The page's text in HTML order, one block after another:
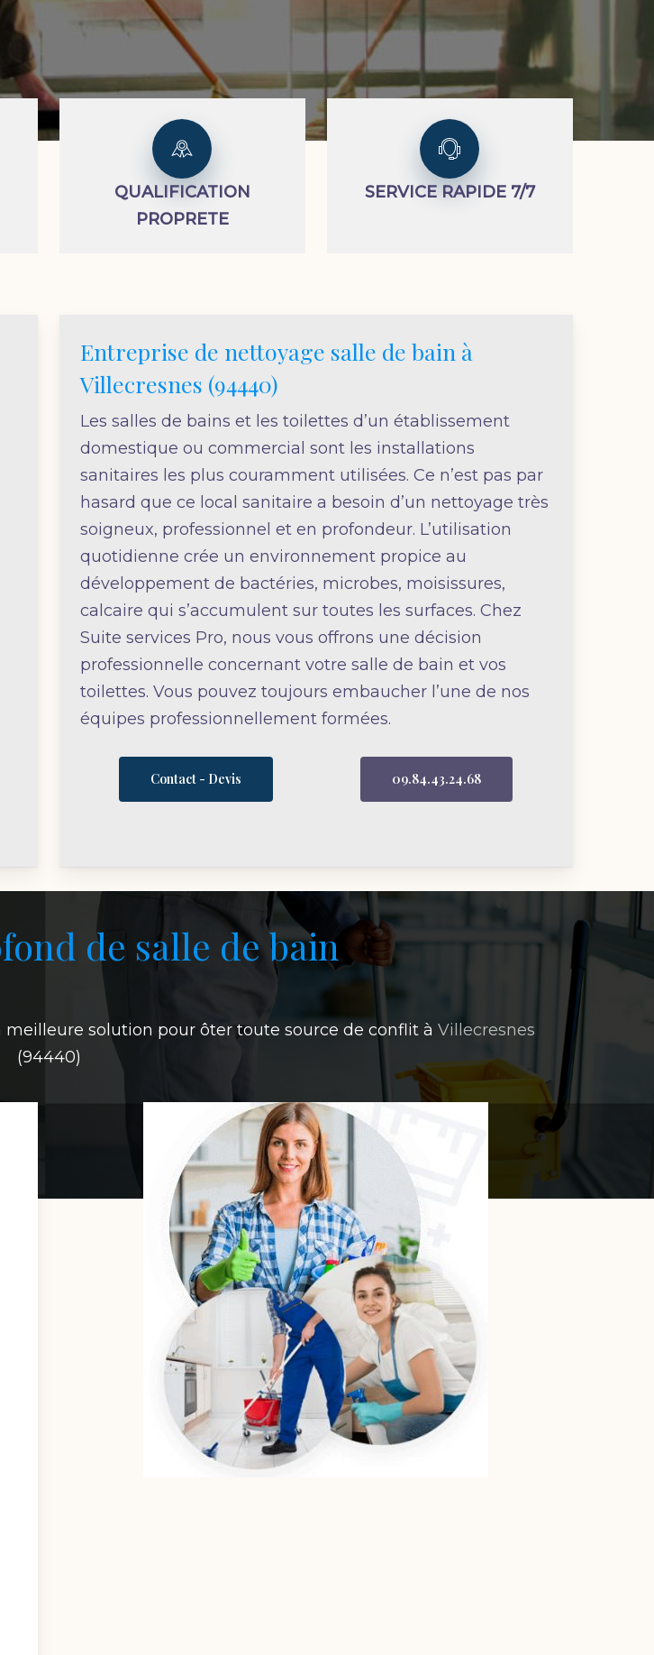
QUALIFICATION
PROPRETE
SERVICE RAPIDE 7/7
Entreprise de nettoyage salle de bain à
Villecresnes (94440)
Les salles de bains et les toilettes d’un établissement
domestique ou commercial sont les installations
sanitaires les plus couramment utilisées. Ce n’est pas par
hasard que ce local sanitaire a besoin d’un nettoyage très
soigneux, professionnel et en profondeur. L’utilisation
quotidienne crée un environnement propice au
développement de bactéries, microbes, moisissures,
calcaire qui s’accumulent sur toutes les surfaces. Chez
Suite services Pro, nous vous offrons une décision
professionnelle concernant votre salle de bain et vos
toilettes. Vous pouvez toujours embaucher l’une de nos
équipes professionnellement formées.
Contact - Devis 09.84.43.24.68
de salle de bain
solution pour ôter toute source de conflit à Villecresnes
(94440)